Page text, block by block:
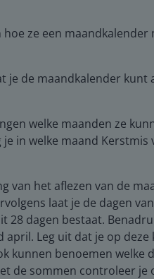
ze een maandkalender
je de maandkalender
welke maanden ze
in welke maand Kerstmis
van het aflezen van de
laat je de dagen
28 dagen bestaat.
april. Leg uit dat je op
kunnen benoemen welke
de sommen controleer je